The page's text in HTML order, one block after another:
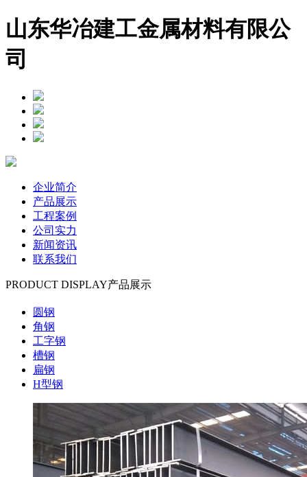
山东华冶建工金属材料有限公
司
企业简介
产品展示
工程案例
公司实力
新闻资讯
联系我们
PRODUCT DISPLAY产品展示
圆钢
角钢
工字钢
槽钢
扁钢
H型钢